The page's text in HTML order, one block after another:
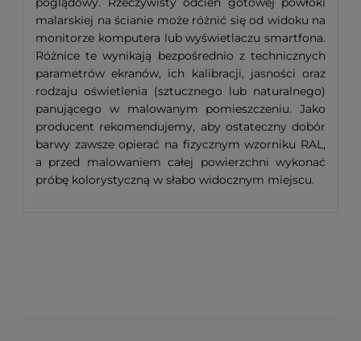
malarskiej na ścianie może różnić się od widoku na
monitorze komputera lub wyświetlaczu smartfona.
Różnice te wynikają bezpośrednio z technicznych
parametrów ekranów, ich kalibracji, jasności oraz
rodzaju oświetlenia (sztucznego lub naturalnego)
panującego w malowanym pomieszczeniu. Jako
producent rekomendujemy, aby ostateczny dobór
barwy zawsze opierać na fizycznym wzorniku RAL,
a przed malowaniem całej powierzchni wykonać
próbę kolorystyczną w słabo widocznym miejscu.